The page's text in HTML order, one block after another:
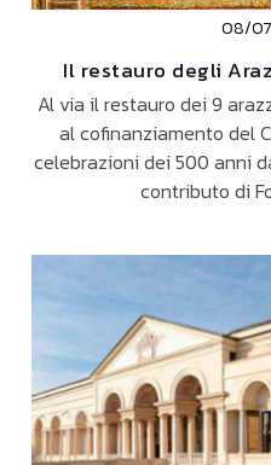
08/
Il restauro degli
Al via il restauro dei 9
al cofinanziamento del
celebrazioni dei 500 anni
contributo di